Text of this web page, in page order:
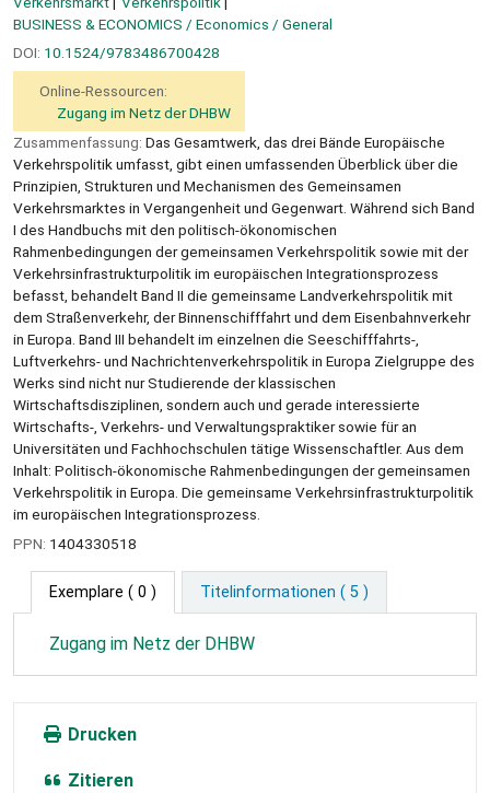
BUSINESS & ECONOMICS / Economics / General
DOI: 10.1524/9783486700428
Online-Ressourcen:
Zugang im Netz der DHBW
Zusammenfassung: Das Gesamtwerk, das drei Bände Europäische
Verkehrspolitik umfasst, gibt einen umfassenden Überblick über die
Prinzipien, Strukturen und Mechanismen des Gemeinsamen
Verkehrsmarktes in Vergangenheit und Gegenwart. Während sich Band
I des Handbuchs mit den politisch-ökonomischen
Rahmenbedingungen der gemeinsamen Verkehrspolitik sowie mit der
Verkehrsinfrastrukturpolitik im europäischen Integrationsprozess
befasst, behandelt Band II die gemeinsame Landverkehrspolitik mit
dem Straßenverkehr, der Binnenschifffahrt und dem Eisenbahnverkehr
in Europa. Band III behandelt im einzelnen die Seeschifffahrts-,
Luftverkehrs- und Nachrichtenverkehrspolitik in Europa Zielgruppe des
Werks sind nicht nur Studierende der klassischen
Wirtschaftsdisziplinen, sondern auch und gerade interessierte
Wirtschafts-, Verkehrs- und Verwaltungspraktiker sowie für an
Universitäten und Fachhochschulen tätige Wissenschaftler. Aus dem
Inhalt: Politisch-ökonomische Rahmenbedingungen der gemeinsamen
Verkehrspolitik in Europa. Die gemeinsame Verkehrsinfrastrukturpolitik
im europäischen Integrationsprozess.
PPN: 1404330518
Exemplare ( 0 ) Titelinformationen ( 5 )
Zugang im Netz der DHBW
Drucken
Zitieren